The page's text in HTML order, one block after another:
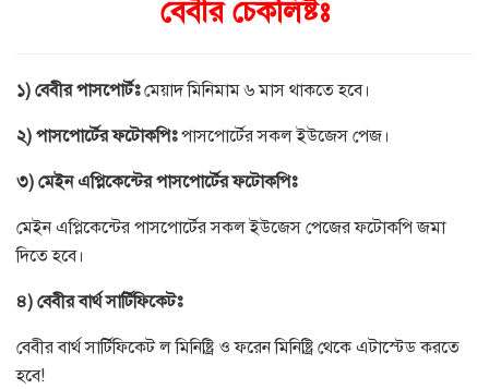
বেবীর চেকলিষ্টঃ
১) বেবীর পাসপোর্টঃ মেয়াদ মিনিমাম ৬ মাস থাকতে হবে।
২) পাসপোর্টের ফটোকপিঃ পাসপোর্টের সকল ইউজেস পেজ।
৩) মেইন এপ্লিকেন্টের পাসপোর্টের ফটোকপিঃ
মেইন এপ্লিকেন্টের পাসপোর্টের সকল ইউজেস পেজের ফটোকপি জমা
দিতে হবে।
৪) বেবীর বার্থ সার্টিফিকেটঃ
বেবীর বার্থ সার্টিফিকেট ল মিনিষ্ট্রি ও ফরেন মিনিষ্ট্রি থেকে এটাস্টেড করতে
হবে!